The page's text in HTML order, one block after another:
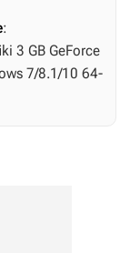
:
3 GB GeForce
7/8.1/10 64-